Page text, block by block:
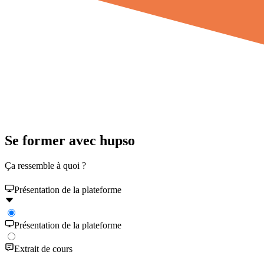
Se former avec hupso
Ça ressemble à quoi ?
Présentation de la plateforme
Présentation de la plateforme
Extrait de cours